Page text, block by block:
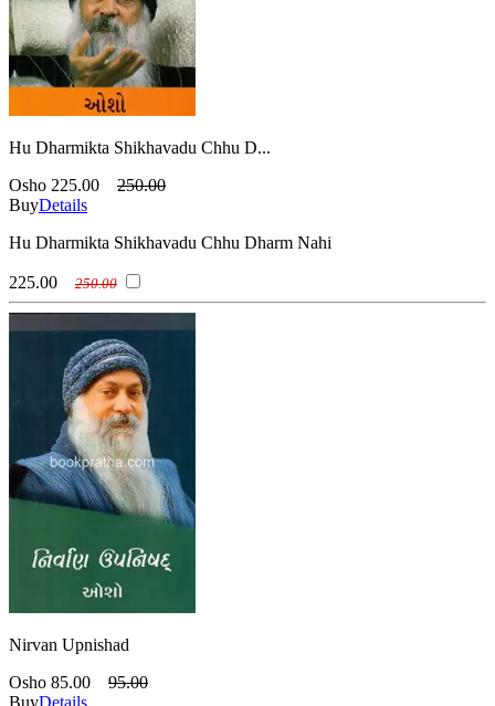
Hu Dharmikta Shikhavadu Chhu D...
Osho 225.00
250.00
BuyDetails
Hu Dharmikta Shikhavadu Chhu Dharm Nahi
225.00 250.00
Nirvan Upnishad
Osho 85.00
95.00
BuyDetails